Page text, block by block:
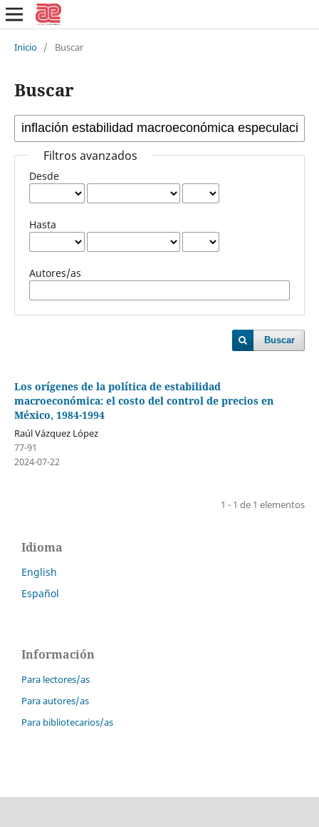
Inicio / Buscar
Buscar
Filtros avanzados
Desde
Hasta
Autores/as
Buscar
Los orígenes de la política de estabilidad
macroeconómica: el costo del control de precios en
México, 1984-1994
Raúl Vázquez López
77-91
2024-07-22
1 - 1 de 1 elementos
Idioma
English
Español
Información
Para lectores/as
Para autores/as
Para bibliotecarios/as